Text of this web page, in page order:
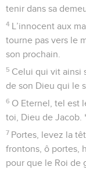
tenir dans sa
4 L’innocent aux
tourne pas vers le
son prochain.
5 Celui qui vit ainsi
de son Dieu qui le
6 O Eternel, tel est
toi, Dieu de Jacob.
7 Portes, levez la
frontons, ô portes,
pour que le Roi de